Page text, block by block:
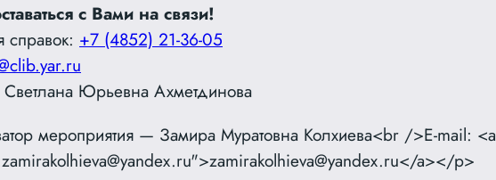
с Вами на связи!
+7 (4852) 21-36-05
Юрьевна Ахметдинова
мероприятия — Замира Муратовна Колхиева<br />E-mail: <a
a></p>